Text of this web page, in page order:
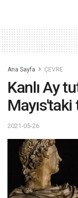
Ana Sayfa ÇEVRE
Kanlı Ay
2021-05-26